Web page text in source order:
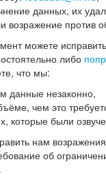
данных, их
возражение против
можете
либо
что мы:
данные незаконно,
чем это
которые были
нам
об